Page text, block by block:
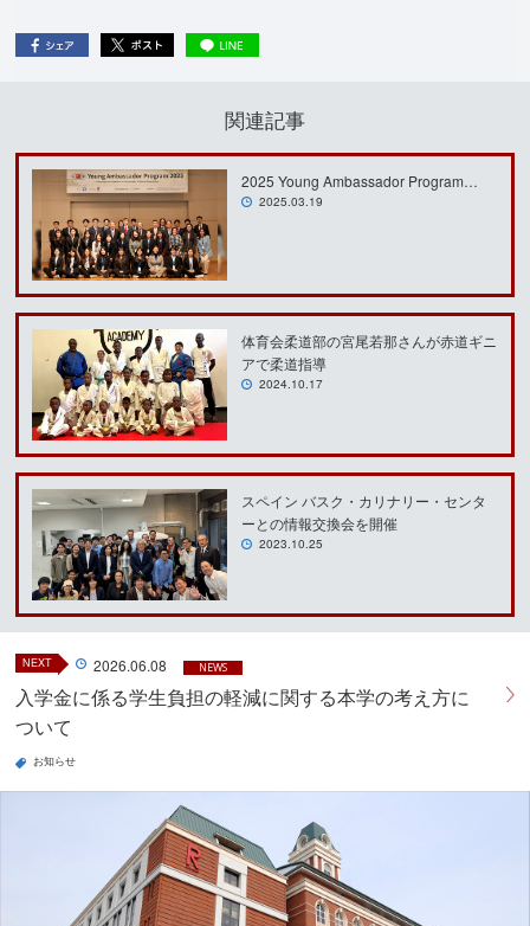
関連記事
2025 Young Ambassador Program…
2025.03.19
体育会柔道部の宮尾若那さんが赤道ギニ
アで柔道指導
2024.10.17
スペイン バスク・カリナリー・センタ
ーとの情報交換会を開催
2023.10.25
NEXT 2026.06.08 NEWS
入学金に係る学生負担の軽減に関する本学の考え方に
ついて
お知らせ